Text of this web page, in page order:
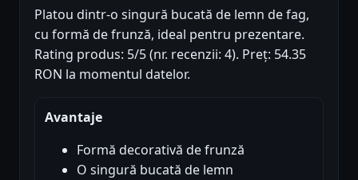
Platou dintr-o singură bucată de lemn de fag,
cu formă de frunză, ideal pentru prezentare.
Rating produs: 5/5 (nr. recenzii: 4). Preț: 54.35
RON la momentul datelor.
Avantaje
Formă decorativă de frunză
O singură bucată de lemn